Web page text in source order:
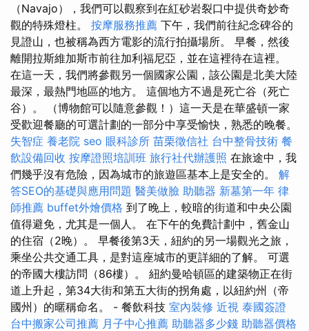
（Navajo），我們可以觀察到在紅砂岩裂口中提供奇妙奇
觀的特殊燈柱。 按摩服務推薦 下午，我們前往紀念碑谷的
見證山，也被稱為西方電影的流行拍攝場所。 早餐，然後
離開拉斯維加斯市前往加利福尼亞，並在這裡待在這裡。
在這一天，我們將參觀另一個國家公園，該公園是北美大陸
最深，最熱門地區的地方。 這個地方不過是死亡谷（死亡
谷）。 （博物館可以隨意參觀！）這一天是在華盛頓一家
受歡迎餐廳的可選計劃的一部分中享受愉快，熟悉的晚餐。
失智症 養老院 seo 眼科診所 苗栗徵信社 台中整骨技術 餐
飲設備回收 按摩證照培訓班 旅行社代辦護照 在旅途中，我
們幾乎沒有危險，因為城市的旅遊區基本上是安全的。 解
答SEO的基礎與應用問題 醫美做臉 助聽器 新墓第一年 律
師推薦 buffet外燴價格 到了晚上，較暗的街道和中央公園
值得避免，尤其是一個人。 在下午的免費計劃中，舊金山
的住宿（2晚）。 早餐後第3天，紐約的另一場觀光之旅，
乘坐公共交通工具，是對這座城市的更詳細的了解。 可選
的帝國大樓訪問（86樓）。 紐約曼哈頓區的建築物正在街
道上升起，第34大街和第五大街的拐角處，以紐約州（帝
國州）的暱稱命名。 - 餐飲科技 室內裝修 近視 泰國簽證
台中搬家公司推薦 月子中心推薦 助聽器多少錢 助聽器價格